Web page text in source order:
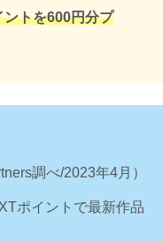
ントを600円分プ
調べ/2023年4⽉）
ポイントで最新作品